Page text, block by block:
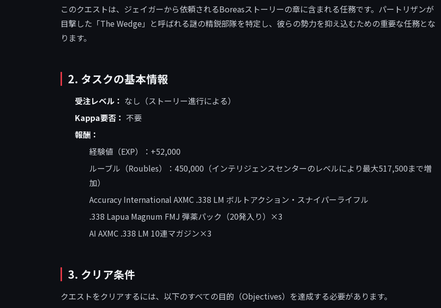
このクエストは、ジェイガーから依頼されるBoreasストーリーの章に含まれる任務です。パートリザンが
目撃した「The Wedge」と呼ばれる謎の精鋭部隊を特定し、彼らの勢力を抑え込むための重要な任務とな
ります。
2. タスクの基本情報
受注レベル： なし（ストーリー進行による）
Kappa要否： 不要
報酬：
経験値（EXP）：+52,000
ルーブル（Roubles）：450,000（インテリジェンスセンターのレベルにより最大517,500まで増
加）
Accuracy International AXMC .338 LM ボルトアクション・スナイパーライフル
.338 Lapua Magnum FMJ 弾薬パック（20発入り）×3
AI AXMC .338 LM 10連マガジン×3
3. クリア条件
クエストをクリアするには、以下のすべての目的（Objectives）を達成する必要があります。